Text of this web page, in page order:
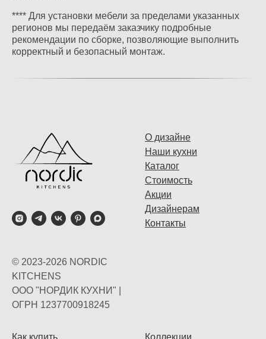
**** Для установки мебели за пределами указанных
регионов мы передаём заказчику подробные
рекомендации по сборке, позволяющие выполнить
корректный и безопасный монтаж.
© 2023-2026 NORDIC
KITCHENS
ООО "НОРДИК КУХНИ" |
ОГРН 1237700918245
О дизайне
Наши кухни
Каталог
Стоимость
Акции
Дизайнерам
Контакты
Как купить Коллекции